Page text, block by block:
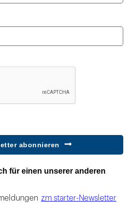
abonnieren
für einen unserer anderen
zm starter-Newsletter